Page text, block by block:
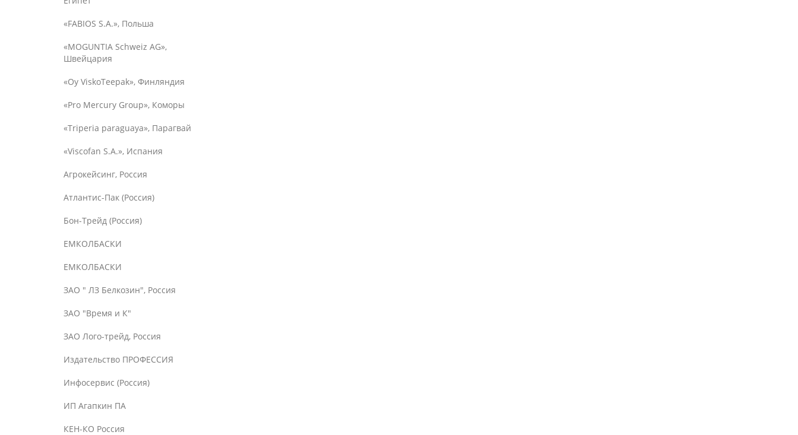
«FABIOS S.A.», Польша
«MOGUNTIA Schweiz AG»,
Швейцария
«Oy ViskoTeepak», Финляндия
«Pro Mercury Group», Коморы
«Triperia paraguaya», Парагвай
«Viscofan S.A.», Испания
Агрокейсинг, Россия
Атлантис-Пак (Россия)
Бон-Трейд (Россия)
ЕМКОЛБАСКИ
ЕМКОЛБАСКИ
ЗАО " ЛЗ Белкозин", Россия
ЗАО "Время и К"
ЗАО Лого-трейд, Россия
Издательство ПРОФЕССИЯ
Инфосервис (Россия)
ИП Агапкин ПА
КЕН-КО Россия